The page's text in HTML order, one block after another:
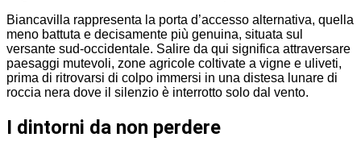
Biancavilla rappresenta la porta d’accesso alternativa, quella
meno battuta e decisamente più genuina, situata sul
versante sud-occidentale. Salire da qui significa attraversare
paesaggi mutevoli, zone agricole coltivate a vigne e uliveti,
prima di ritrovarsi di colpo immersi in una distesa lunare di
roccia nera dove il silenzio è interrotto solo dal vento.
I dintorni da non perdere